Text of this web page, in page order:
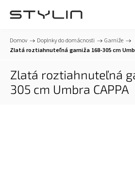
Domov / Doplnky do domácnosti / Garniže /
Zlatá roztiahnuteľná garniža 168-305 cm
Zlatá roztiahnuteľná
305 cm Umbra CAPPA